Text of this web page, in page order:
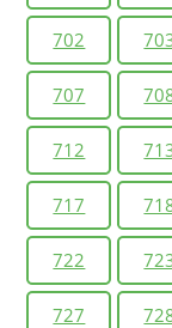
702
707
712
717
722
727